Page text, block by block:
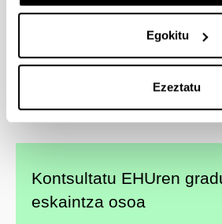
Egokitu
Ezeztatu
Berdintasunaren Eragileak
Nazioarteko Lankidetza eta
Askatzailea
Kontsultatu EHUren
eskaintza osoa